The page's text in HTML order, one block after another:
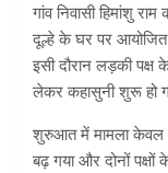
गांव निवासी हिमांशु
दूल्हे के घर पर आयोजित
इसी दौरान लड़की पक्ष
लेकर कहासुनी शुरू हो
शुरुआत में मामला केवल
बढ़ गया और दोनों